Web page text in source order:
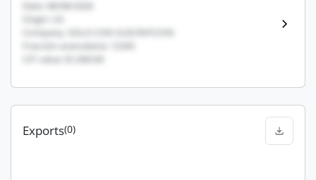
Date: 08/08/2026
Origin: US
Company: SOLO CON SUSCRIPCION
Fracción arancelaria: 12345
CIF value: $1,000.00
Exports(0)